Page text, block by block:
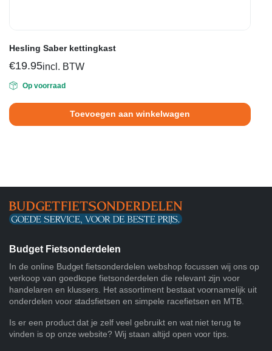
Hesling Saber kettingkast
€19.95incl. BTW
Op voorraad
Toevoegen aan winkelwagen
Budget Fietsonderdelen
In de online Budget fietsonderdelen webshop focussen wij ons op
verkoop van goedkope fietsonderdelen die relevant zijn voor
handelaren en klussers. Het assortiment bestaat voornamelijk uit
onderdelen voor stadsfietsen en simpele racefietsen en MTB.
Is er een product dat je zelf veel gebruikt en wat niet terug te
vinden is op onze website? Wij staan altijd open voor tips.